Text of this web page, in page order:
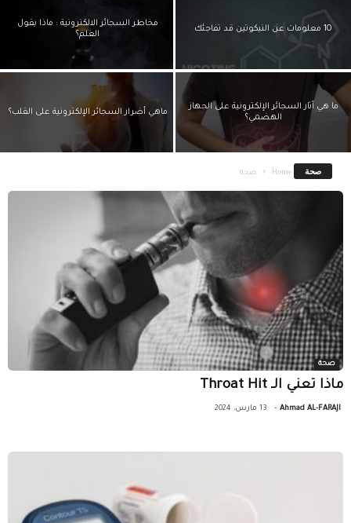
مخاطر السجائر الالكترونية : ماذا يقول
العلم؟
10 معلومات عن النيكوتين قد تفاجئك
ماهي أضرار السجائر الإلكترونية على القلب؟
ما هي آثار السجائر الإلكترونية على الجهاز
الهضمي؟
صحة Home صحة
صحة
ماذا تعني الـ Throat Hit
Ahmad AL-FARAJI
- 13 مارس، 2024